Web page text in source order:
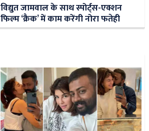
विद्युत जामवाल के साथ स्पोर्ट्स-एक्शन
फिल्म ‘क्रैक’ में काम करेंगी नोरा फतेही